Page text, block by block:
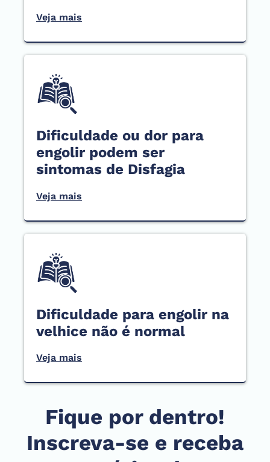
Veja mais
Dificuldade ou dor para
engolir podem ser
sintomas de Disfagia
Veja mais
Dificuldade para engolir na
velhice não é normal
Veja mais
Fique por dentro!
Inscreva-se e receba